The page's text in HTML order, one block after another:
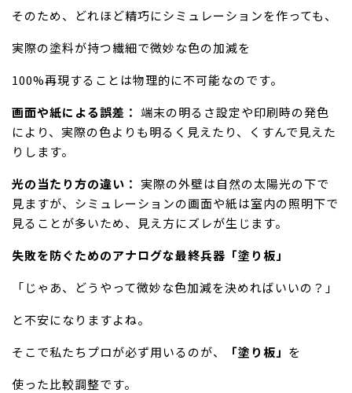
そのため、どれほど精巧にシミュレーションを作っても、
実際の塗料が持つ繊細で微妙な色の加減を
100%再現することは物理的に不可能なのです。
画面や紙による誤差： 端末の明るさ設定や印刷時の発色
により、実際の色よりも明るく見えたり、くすんで見えた
りします。
光の当たり方の違い： 実際の外壁は自然の太陽光の下で
見ますが、シミュレーションの画面や紙は室内の照明下で
見ることが多いため、見え方にズレが生じます。
失敗を防ぐためのアナログな最終兵器「塗り板」
「じゃあ、どうやって微妙な色加減を決めればいいの？」
と不安になりますよね。
そこで私たちプロが必ず用いるのが、
「塗り板」 を
使った比較調整です。